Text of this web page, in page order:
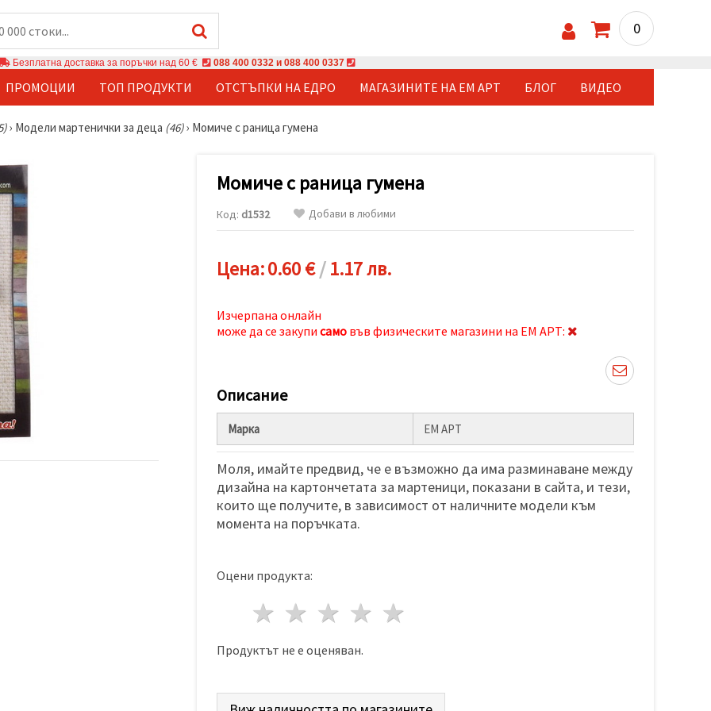
0
Безплатна доставка за поръчки над 60 € 088 400 0332 и 088 400 0337
ПРОМОЦИИ ТОП ПРОДУКТИ ОТСТЪПКИ НА ЕДРО МАГАЗИНИТЕ НА ЕМ АРТ БЛОГ ВИДЕО
› Модели мартенички за деца (46)› Момиче с раница гумена
Момиче с раница гумена
Код: d1532 Добави в любими
Цена:0.60 €/1.17 лв.
Изчерпана онлайн
може да се закупи само във физическите магазини на ЕМ АРТ:
Описание
Марка ЕМ АРТ
Моля, имайте предвид, че е възможно да има разминаване между
дизайна на картончетата за мартеници, показани в сайта, и тези,
които ще получите, в зависимост от наличните модели към
момента на поръчката.
Оцени продукта:
4 звезди
3 звезди
2 звезди
1 звезда
Продуктът не е оценяван.